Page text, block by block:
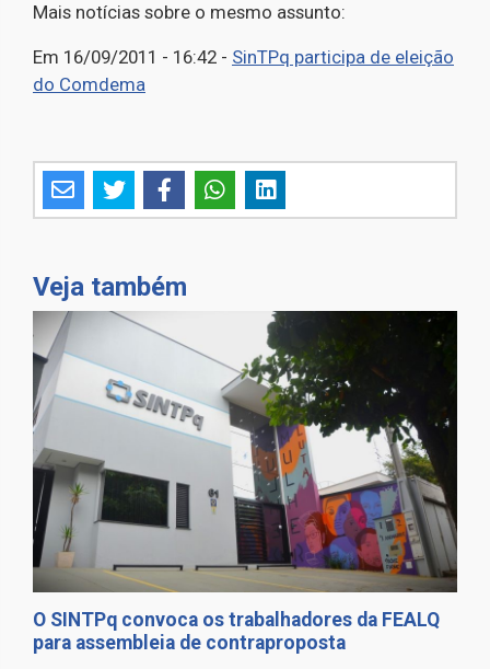
Mais notícias sobre o mesmo assunto:
Em 16/09/2011 - 16:42 - SinTPq participa de eleição
do Comdema
Veja também
O SINTPq convoca os trabalhadores da FEALQ
para assembleia de contraproposta